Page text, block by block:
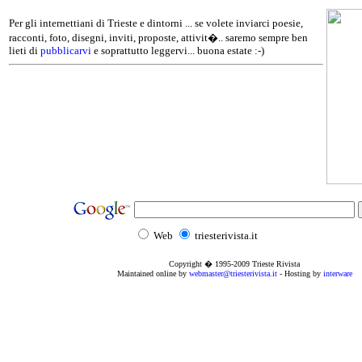
Per gli internettiani di Trieste e dintorni ... se volete inviarci poesie,
racconti, foto, disegni, inviti, proposte, attivit�.. saremo sempre ben
lieti di pubblicarvi e soprattutto leggervi... buona estate :-)
Web triesterivista.it
Copyright � 1995-2009 Trieste Rivista
Maintained online by webmaster@triesterivista.it- Hosting by interware